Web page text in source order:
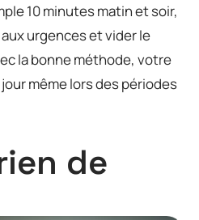
10 minutes matin et soir,
urgences et vider le
la bonne méthode, votre
même lors des périodes
de